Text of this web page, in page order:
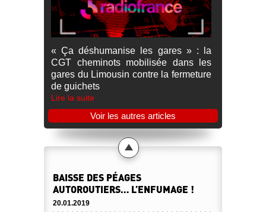
« Ça déshumanise les gares » : la
CGT cheminots mobilisée dans les
gares du Limousin contre la fermeture
de guichets
Lire la suite
Voir les autres articles
BAISSE DES PÉAGES
AUTOROUTIERS… L’ENFUMAGE !
20.01.2019